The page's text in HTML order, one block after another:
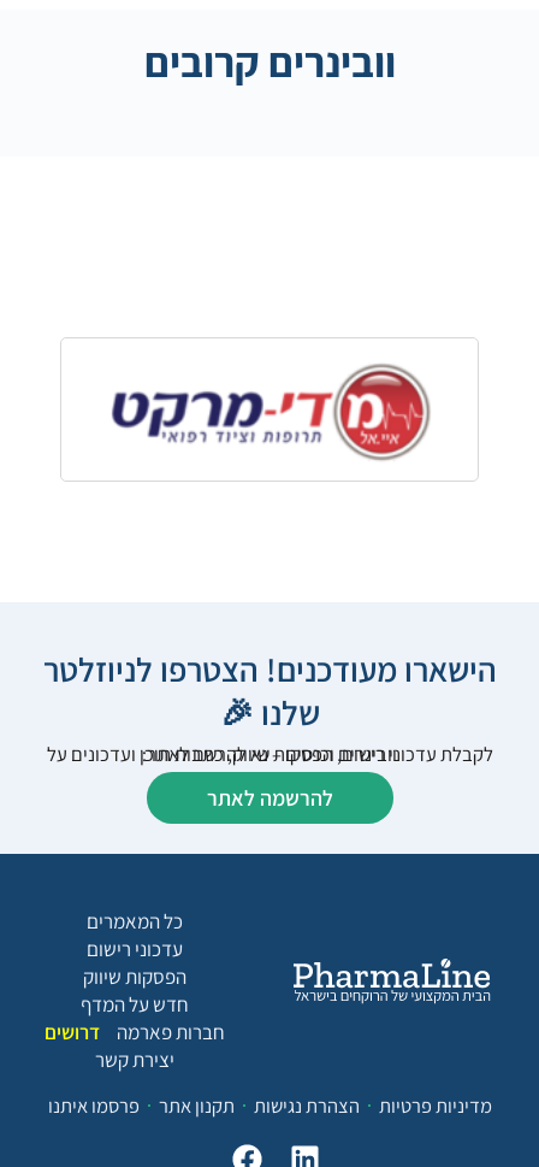
וובינרים קרובים
הישארו מעודכנים! הצטרפו לניוזלטר
שלנו 🎉
לקבלת עדכוני רישום, הפסקות שיווק, כתבות תוכן ועדכונים על וובינרים וכנסים – נא להרשם לאתר:
להרשמה לאתר
כל המאמרים
עדכוני רישום
הפסקות שיווק
חדש על המדף
חברות פארמה
דרושים
יצירת קשר
מדיניות פרטיות
הצהרת נגישות תקנון אתר פרסמו איתנו